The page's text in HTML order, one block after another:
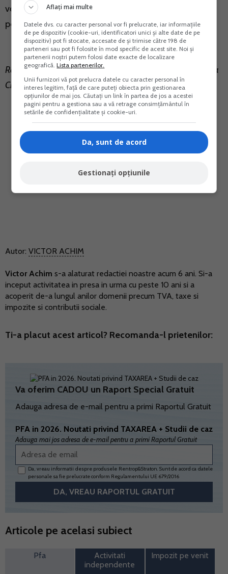
veniturile trebuie sa fie incasate in anul respectiv, deci
pot fi aferente veniturilor realizate in anii urmatori).
Raspuns oferit pentruwww.portalcontabilitate.ro
de Olguta
Crevelescu - Expert Contabil
Autor: VICTOR ACHIM
Victor Achim s-a alaturat redactiei noastre acum 6 ani. Si-a
inceput activitatea in presa in urma cu peste 10 ani si a
acoperit de-a lungul anilor domenii precum TVA, taxe si
impozite si contributii sociale.
Ti-a placut acest articol? Recomanda-l prietenilor:
Va oferim CADOU un Raport Special Gratuit
Adauga adresa de e-mail pentru a primi Raportul Gratuit
PFA in 2026. Noutati privind TAXAREA + Studii de caz
Adauga mai jos adresa de e-mail pentru a primi Raportul Gratuit
Da, vreau informatii despre produsele Rentrop&Straton. Sunt de acord ca datele
personale sa fie prelucrate conform Regulamentului UE 679/2016
Articole pe acelasi subiect
Pfa
Activitati
independente
Impozit pe venit
Aflați mai multe
Datele dvs. cu caracter personal vor fi prelucrate, iar informațiile
de pe dispozitiv (cookie-uri, identificatori unici și alte date de pe
dispozitiv) pot fi stocate, accesate de și trimise către 198 de
parteneri sau pot fi folosite în mod specific de acest site. Noi și
partenerii noștri putem folosi date exacte de localizare
geografică.Lista partenerilor.
Unii furnizori vă pot prelucra datele cu caracter personal în
interes legitim, față de care puteți obiecta prin gestionarea
opțiunilor de mai jos. Căutați un link în partea de jos a acestei
pagini pentru a gestiona sau a vă retrage consimțământul în
setările de confidențialitate și cookie-uri.
Da, sunt de acord
Gestionați opțiunile